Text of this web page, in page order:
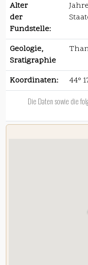
Alter
der
Fundstelle:
Geologie,
Sratigraphie
Koordinaten:
44°
Die Daten sowie die